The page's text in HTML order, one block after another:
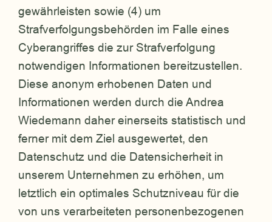
gewährleisten sowie (4) um
Strafverfolgungsbehörden im Falle eines
Cyberangriffes die zur Strafverfolgung
notwendigen Informationen bereitzustellen.
Diese anonym erhobenen Daten und
Informationen werden durch die Andrea
Wiedemann daher einerseits statistisch und
ferner mit dem Ziel ausgewertet, den
Datenschutz und die Datensicherheit in
unserem Unternehmen zu erhöhen, um
letztlich ein optimales Schutzniveau für die
von uns verarbeiteten personenbezogenen